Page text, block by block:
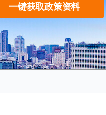
一键获取政策资料